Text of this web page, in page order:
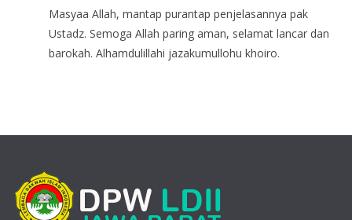
Masyaa Allah, mantap purantap penjelasannya pak
Ustadz. Semoga Allah paring aman, selamat lancar dan
barokah. Alhamdulillahi jazakumullohu khoiro.